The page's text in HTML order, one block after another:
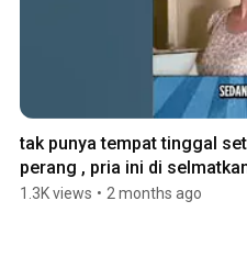
tak punya tempat tinggal
perang , pria ini di
1.3K views • 2 months ago